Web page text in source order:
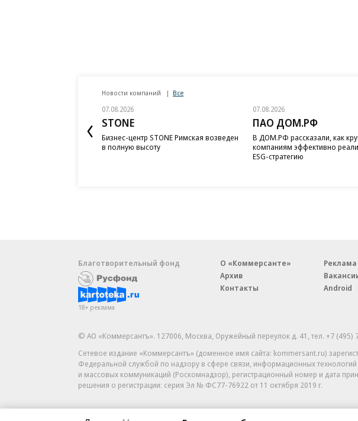
Новости компаний Все
07.08.2026
STONE
Бизнес-центр STONE Римская возведен
в полную высоту
07.08.2026
ПАО ДОМ.РФ
В ДОМ.РФ рассказали, как
компаниям эффективно
ESG-стратегию
Благотворительный фонд
18+ реклама
О «Коммерсанте»
Архив
Контакты
Реклама
Android
© АО «Коммерсантъ». 127006, Москва, Оружейный переулок д. 41,тел. +7 (495)
Сетевое издание «Коммерсантъ» (доменное имя сайта: kommersant.ru)
Федеральной службой по надзору в сфере связи, информационных технологий
и массовых коммуникаций (Роскомнадзор), регистрационный номер и дата
решения о регистрации: серия Эл № ФС77-76922 от 11 октября 2019 г.